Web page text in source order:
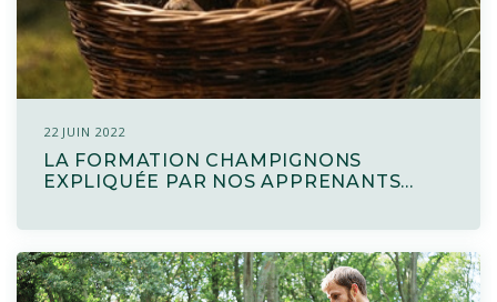
22 JUIN 2022
LA FORMATION CHAMPIGNONS
EXPLIQUÉE PAR NOS APPRENANTS...